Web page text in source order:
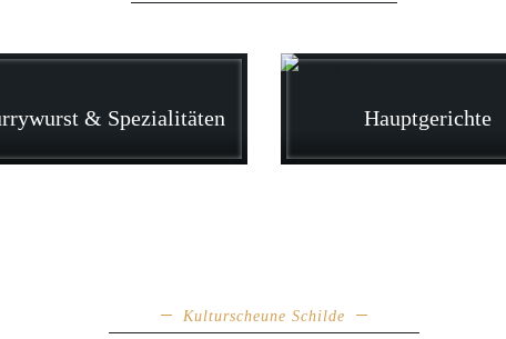
& Spezialitäten Hauptgerichte
Kulturscheune Schilde